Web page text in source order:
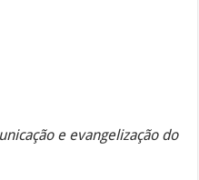
e evangelização do